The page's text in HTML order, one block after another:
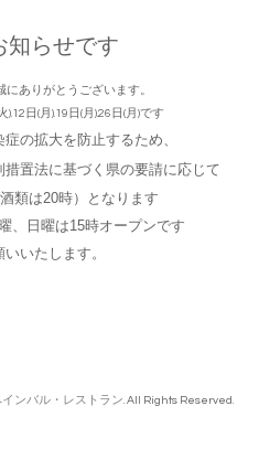
知らせです
ありがとうございます。
日(月).19日(月).26日(月)です
の拡大を防止するため、
置法に基づく県の要請に応じて
類は20時）となります
、日曜は15時オープンです
いたします。
ンバル・レストラン. All Rights Reserved.